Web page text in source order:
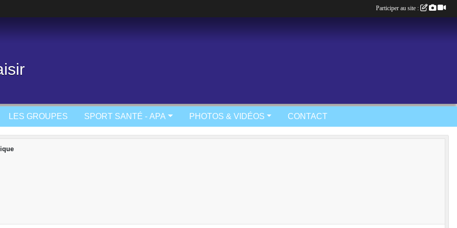
LES GROUPES SPORT SANTÉ - APA PHOTOS & VIDÉOS CONTACT
Participer au site :